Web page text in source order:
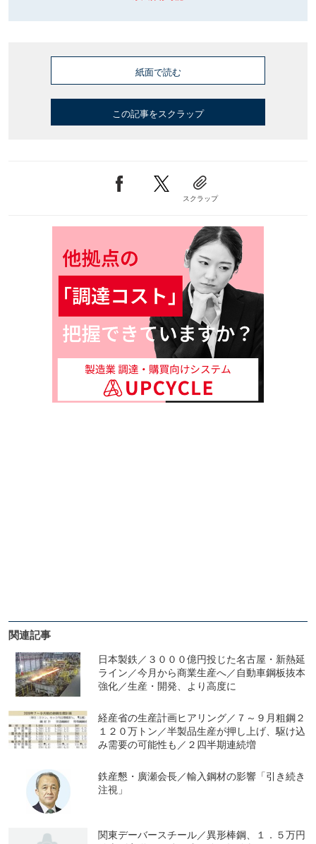
紙面で読む
この記事をスクラップ
スクラップ
関連記事
日本製鉄／３０００億円投じた名古屋・新熱延
ライン／今月から商業生産へ／自動車鋼板抜本
強化／生産・開発、より高度に
経産省の生産計画ヒアリング／７～９月粗鋼２
１２０万トン／半製品生産が押し上げ、駆け込
み需要の可能性も／２四半期連続増
鉄産懇・廣瀬会長／輸入鋼材の影響「引き続き
注視」
関東デーバースチール／異形棒鋼、１．５万円